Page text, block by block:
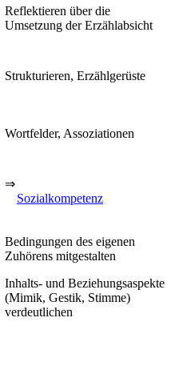
Reflektieren über die
Umsetzung der Erzählabsicht
Strukturieren, Erzählgerüste
Wortfelder, Assoziationen
⇒
Sozialkompetenz
Bedingungen des eigenen
Zuhörens mitgestalten
Inhalts- und Beziehungsaspekte
(Mimik, Gestik, Stimme)
verdeutlichen